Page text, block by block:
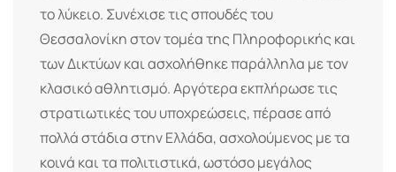
το λύκειο. Συνέχισε τις σπουδές του
Θεσσαλονίκη στον τομέα της Πληροφορικής και
των Δικτύων και ασχολήθηκε παράλληλα με τον
κλασικό αθλητισμό. Αργότερα εκπλήρωσε τις
στρατιωτικές του υποχρεώσεις, πέρασε από
πολλά στάδια στην Ελλάδα, ασχολούμενος με τα
κοινά και τα πολιτιστικά, ωστόσο μεγάλος